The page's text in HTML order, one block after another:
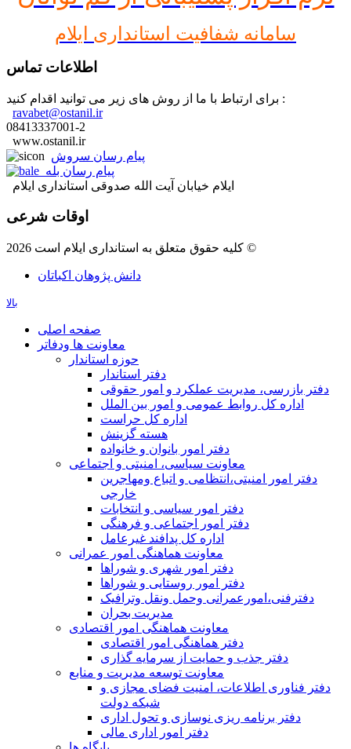
سامانه شفافیت استانداری ایلام
اطلاعات تماس
برای ارتباط با ما از روش های زیر می توانید اقدام کنید :
ravabet@ostanil.ir
08413337001-2
www.ostanil.ir
پیام رسان سروش
پیام رسان بله
ایلام خیابان آیت الله صدوقی استانداری ایلام
اوقات شرعی
کلیه حقوق متعلق به استانداری ایلام است 2026 ©
دانش پژوهان اکباتان
بالا
صفحه اصلی
معاونت ها ودفاتر
حوزه استاندار
دفتر استاندار
دفتر بازرسی، مدیریت عملکرد و امور حقوقی
اداره کل روابط عمومی و امور بین الملل
اداره کل حراست
هسته گزینش
دفتر امور بانوان و خانواده
معاونت سیاسی، امنیتی و اجتماعی
دفتر امور امنيتی،انتظامی و اتباع ومهاجرین
خارجی
دفتر امور سیاسی و انتخابات
دفتر امور اجتماعی و فرهنگی
اداره کل پدافند غیرعامل
معاونت هماهنگی امور عمرانی
دفتر امور شهری و شوراها
دفتر امور روستایی و شوراها
دفترفنی،امورعمرانی وحمل ونقل وترافيک
مدیریت بحران
معاونت هماهنگی امور اقتصادی
دفتر هماهنگی امور اقتصادی
دفتر جذب و حمایت از سرمایه گذاری
معاونت توسعه مدیریت و منابع
دفتر فناوری اطلاعات، امنیت فضای مجازی و
شبکه دولت
دفتر برنامه ریزی نوسازی و تحول اداری
دفتر امور اداری مالی